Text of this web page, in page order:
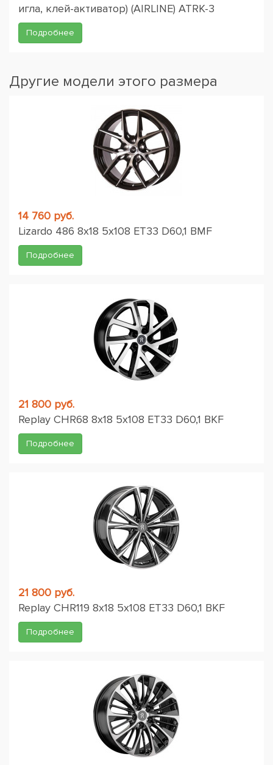
игла, клей-активатор) (AIRLINE) ATRK-3
Подробнее
Другие модели этого размера
14 760 руб.
Lizardo 486 8x18 5x108 ET33 D60,1 BMF
Подробнее
21 800 руб.
Replay CHR68 8x18 5x108 ET33 D60,1 BKF
Подробнее
21 800 руб.
Replay CHR119 8x18 5x108 ET33 D60,1 BKF
Подробнее